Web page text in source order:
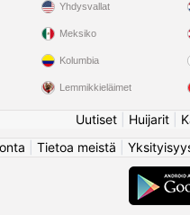
Yhdysvallat
Meksiko
Kolumbia
Lemmikkieläimet
Uutiset Huijarit
Tietoa meistä